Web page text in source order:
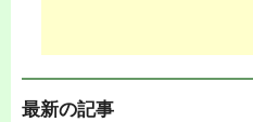
最新の記事